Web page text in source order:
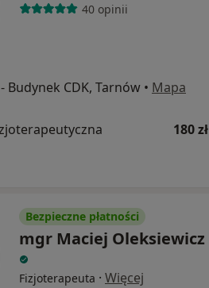
40 opinii
Budynek CDK, Tarnów • Mapa
180 zł
Bezpieczne płatności
mgr Maciej Oleksiewicz
Fizjoterapeuta · Więcej